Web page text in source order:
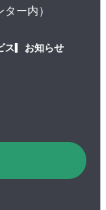
ー内）
ス お知らせ